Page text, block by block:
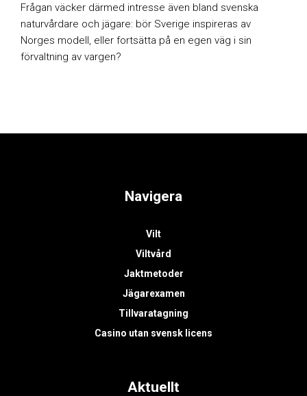
Frågan väcker därmed intresse även bland svenska
naturvårdare och jägare: bör Sverige inspireras av
Norges modell, eller fortsätta på en egen väg i sin
förvaltning av vargen?
Navigera
Vilt
Viltvård
Jaktmetoder
Jägarexamen
Tillvaratagning
Casino utan svensk licens
Aktuellt